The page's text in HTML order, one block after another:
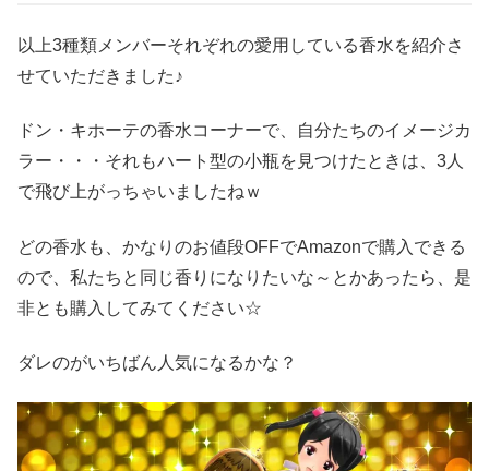
以上3種類メンバーそれぞれの愛用している香水を紹介さ
せていただきました♪
ドン・キホーテの香水コーナーで、自分たちのイメージカ
ラー・・・それもハート型の小瓶を見つけたときは、3人
で飛び上がっちゃいましたねｗ
どの香水も、かなりのお値段OFFでAmazonで購入できる
ので、私たちと同じ香りになりたいな～とかあったら、是
非とも購入してみてください☆
ダレのがいちばん人気になるかな？